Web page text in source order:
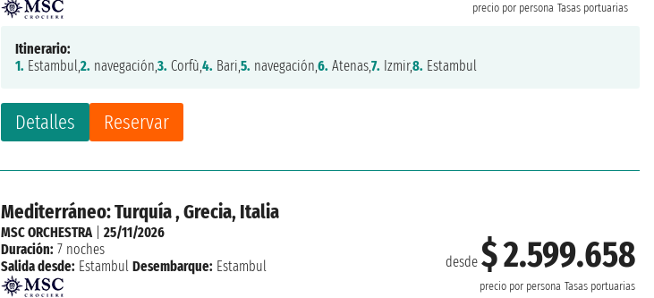
precio por persona Tasas portuarias
Detalles Reservar
Itinerario:
1. Estambul,2. navegación,3. Corfù,4. Bari,5. navegación,6. Atenas,7. Izmir,8. Estambul
Mediterráneo: Turquía , Grecia, Italia
desde$ 2.599.658
precio por persona Tasas portuarias
MSC ORCHESTRA|25/11/2026
Duración: 7 noches
Salida desde: Estambul Desembarque: Estambul